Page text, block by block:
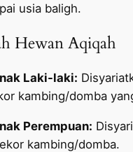
usia baligh.
Hewan Aqiqah
Laki-laki:
kambing/domba
Perempuan:
kambing/domba.